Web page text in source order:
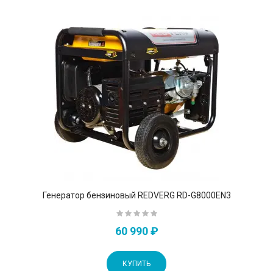
Генератор бензиновый REDVERG RD-G8000EN3
60 990 ₽
КУПИТЬ